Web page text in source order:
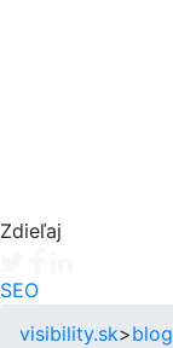
Zdieľaj
SEO
visibility.sk>blog